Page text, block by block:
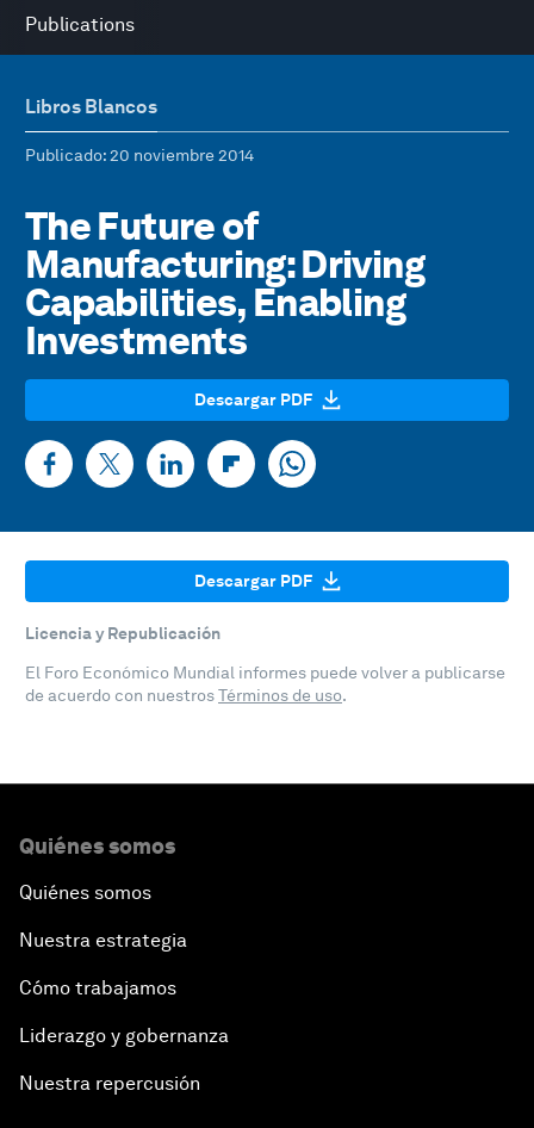
Publications
Libros Blancos
Publicado: 20 noviembre 2014
The Future of
Manufacturing: Driving
Capabilities, Enabling
Investments
Descargar PDF
Descargar PDF
Licencia y Republicación
El Foro Económico Mundial informes puede volver a publicarse
de acuerdo con nuestrosTérminos de uso.
Quiénes somos
Quiénes somos
Nuestra estrategia
Cómo trabajamos
Liderazgo y gobernanza
Nuestra repercusión